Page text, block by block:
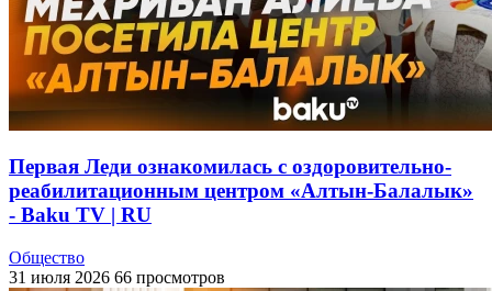
Первая Леди ознакомилась с оздоровительно-
реабилитационным центром «Алтын-Балалык»
- Baku TV | RU
Общество
31 июля 2026 66 просмотров